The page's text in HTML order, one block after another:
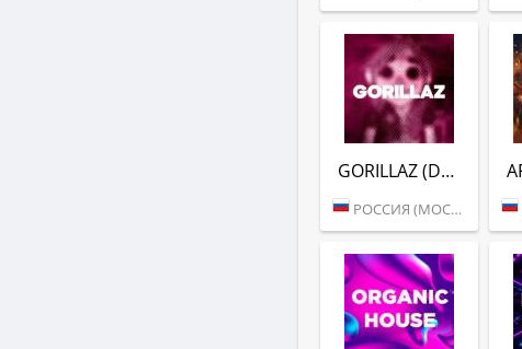
GORILLAZ (DFM)
РОССИЯ (МОСКВА)